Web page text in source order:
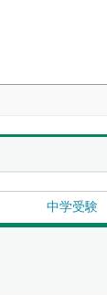
中学受験